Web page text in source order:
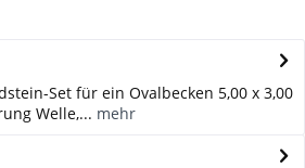
Set für ein Ovalbecken 5,00 x 3,00
Welle,... mehr